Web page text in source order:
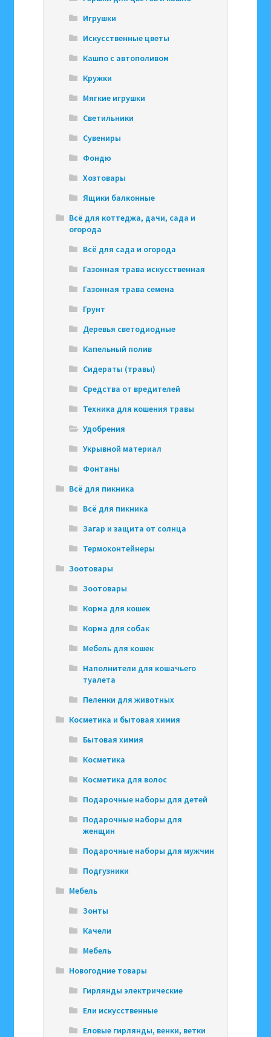
Игрушки
Искусственные цветы
Кашпо с автополивом
Кружки
Мягкие игрушки
Светильники
Сувениры
Фондю
Хозтовары
Ящики балконные
Всё для коттеджа, дачи, сада и
огорода
Всё для сада и огорода
Газонная трава искусственная
Газонная трава семена
Грунт
Деревья светодиодные
Капельный полив
Сидераты (травы)
Средства от вредителей
Техника для кошения травы
Удобрения
Укрывной материал
Фонтаны
Всё для пикника
Всё для пикника
Загар и защита от солнца
Термоконтейнеры
Зоотовары
Зоотовары
Корма для кошек
Корма для собак
Мебель для кошек
Наполнители для кошачьего
туалета
Пеленки для животных
Косметика и бытовая химия
Бытовая химия
Косметика
Косметика для волос
Подарочные наборы для детей
Подарочные наборы для
женщин
Подарочные наборы для мужчин
Подгузники
Мебель
Зонты
Качели
Мебель
Новогодние товары
Гирлянды электрические
Ели искусственные
Еловые гирлянды, венки, ветки